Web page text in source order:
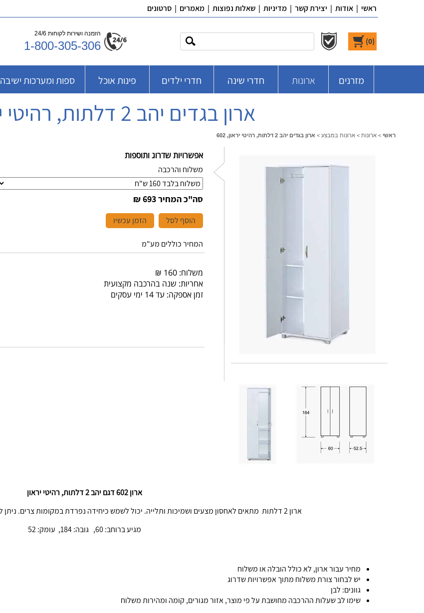
ראשי | אודות | יצירת קשר | מדיניות | שאלות נפוצות | מאמרים | סרטונים
(
0
)
הזמנה ושירות לקוחות 24/6
1-800-305-306
מזרנים ארונות חדרי שינה חדרי ילדים פינות אוכל ספות ומערכות ישיבה
ארון בגדים יהב 2 דלתות, רהיטי יראון, 602
ראשי > ארונות > ארונות במבצע > ארון בגדים יהב 2 דלתות, רהיטי יראון, 602
אפשרויות שדרוג ותוספות
משלוח והרכבה
סה"כ המחיר693 ₪
הוסף לסל הזמן עכשיו
המחיר כוללים מע"מ
משלוח: 160 ₪
אחריות: שנה בהרכבה מקצועית
זמן אספקה: עד 14 ימי עסקים
ארון 602 דגם יהב 2 דלתות, רהיטי יראון
ארון 2 דלתות מתאים לאחסון מצעים ושמיכות ותלייה. יכול לשמש כיחידה נפרדת במקומות צרים. ניתן להוסיף מדף, קל להרכבה, סיביט בציפוי מלמין
מגיע ברוחב: 60, גובה: 184, עומק: 52
מחיר עבור ארון, לא כולל הובלה או משלוח
יש לבחור צורת משלוח מתוך אפשרויות שדרוג
גוונים: לבן
שימו לב שעלות ההרכבה מחושבת על פי מוצר, אזור מגורים, קומה ומהירות משלוח